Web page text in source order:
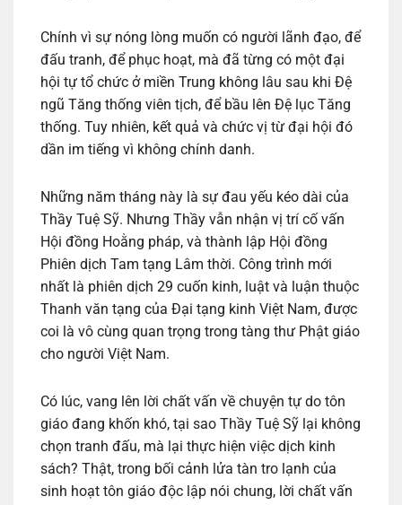
Chính vì sự nóng lòng muốn có người lãnh đạo, để
đấu tranh, để phục hoạt, mà đã từng có một đại
hội tự tổ chức ở miền Trung không lâu sau khi Đệ
ngũ Tăng thống viên tịch, để bầu lên Đệ lục Tăng
thống. Tuy nhiên, kết quả và chức vị từ đại hội đó
dần im tiếng vì không chính danh.
Những năm tháng này là sự đau yếu kéo dài của
Thầy Tuệ Sỹ. Nhưng Thầy vẫn nhận vị trí cố vấn
Hội đồng Hoằng pháp, và thành lập Hội đồng
Phiên dịch Tam tạng Lâm thời. Công trình mới
nhất là phiên dịch 29 cuốn kinh, luật và luận thuộc
Thanh văn tạng của Đại tạng kinh Việt Nam, được
coi là vô cùng quan trọng trong tàng thư Phật giáo
cho người Việt Nam.
Có lúc, vang lên lời chất vấn về chuyện tự do tôn
giáo đang khốn khó, tại sao Thầy Tuệ Sỹ lại không
chọn tranh đấu, mà lại thực hiện việc dịch kinh
sách? Thật, trong bối cảnh lửa tàn tro lạnh của
sinh hoạt tôn giáo độc lập nói chung, lời chất vấn